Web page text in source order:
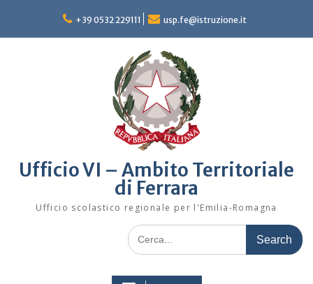
content
+39 0532 229111 usp.fe@istruzione.it
Ufficio VI – Ambito Territoriale
di Ferrara
Ufficio scolastico regionale per l'Emilia-Romagna
Search
for: